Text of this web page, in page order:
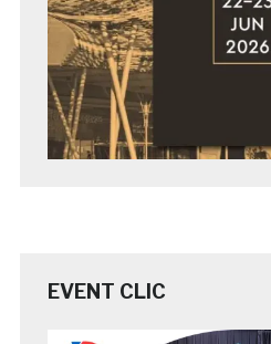
EVENT CLIC